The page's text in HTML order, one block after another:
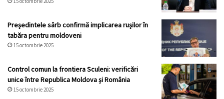
Președintele sârb confirmă implicarea rușilor în
tabăra pentru moldoveni
15 octombrie 2025
Control comun la frontiera Sculeni: verificări
unice între Republica Moldova și România
15 octombrie 2025